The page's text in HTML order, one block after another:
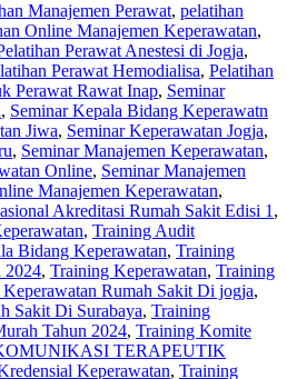
Manajemen Perawat, pelatihan
Online Manajemen Keperawatan,
Perawat Anestesi di Jogja,
Perawat Hemodialisa, Pelatihan
Perawat Rawat Inap, Seminar
, Seminar Kepala Bidang Keperawatn
Jiwa, Seminar Keperawatan Jogja,
, Seminar Manajemen Keperawatan,
Online, Seminar Manajemen
Manajemen Keperawatan,
Akreditasi Rumah Sakit Edisi 1 ,
, Training Audit
Bidang Keperawatan, Training
2024, Training Keperawatan, Training
Rumah Sakit Di jogja,
Sakit Di Surabaya, Training
Tahun 2024, Training Komite
TERAPEUTIK
Keperawatan, Training